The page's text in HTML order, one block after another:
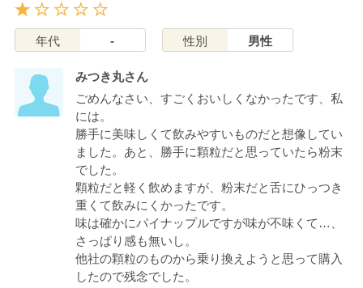
年代 - 性別 男性
みつき丸さん
ごめんなさい、すごくおいしくなかったです、私
には。
勝手に美味しくて飲みやすいものだと想像してい
ました。あと、勝手に顆粒だと思っていたら粉末
でした。
顆粒だと軽く飲めますが、粉末だと舌にひっつき
重くて飲みにくかったです。
味は確かにパイナップルですが味が不味くて…、
さっぱり感も無いし。
他社の顆粒のものから乗り換えようと思って購入
したので残念でした。